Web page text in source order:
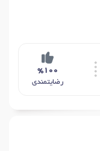
%100
رضایتمندی